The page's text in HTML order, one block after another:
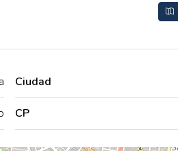
Ciudad
CP